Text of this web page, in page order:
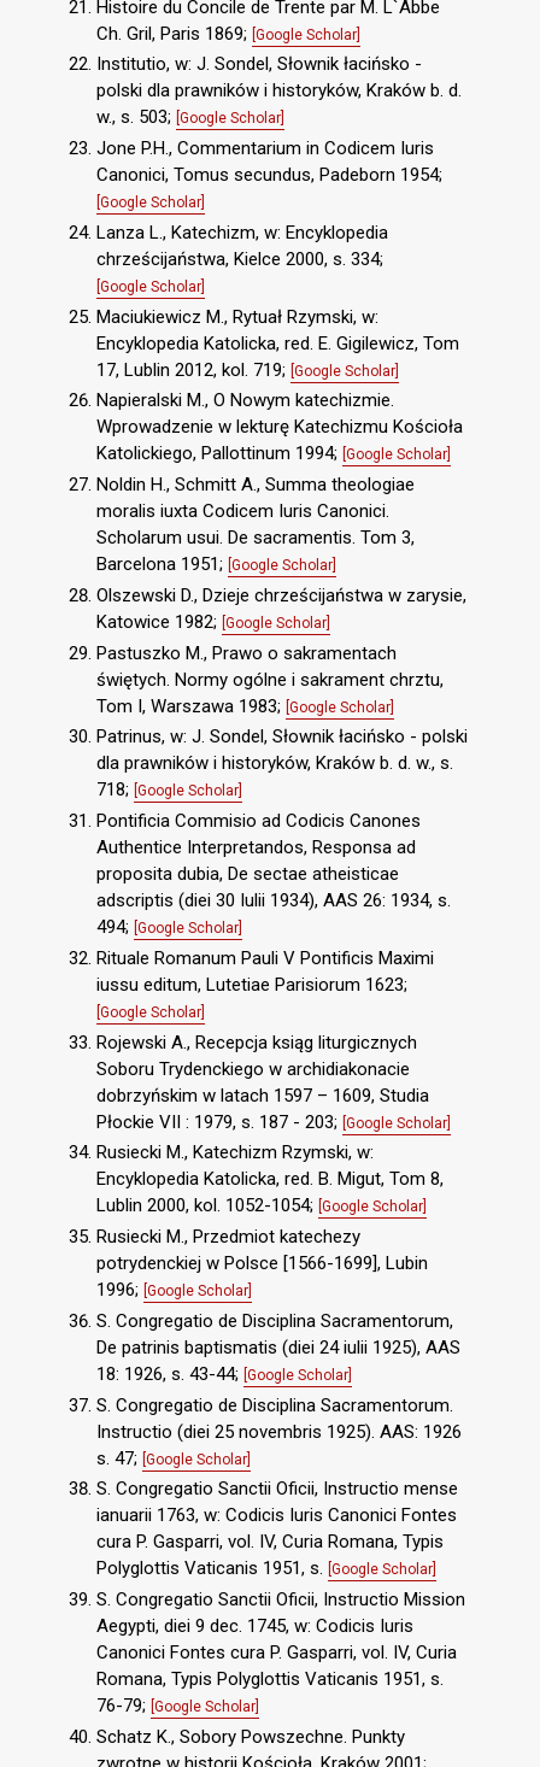
Histoire du Concile de Trente par M. L`Abbe
Ch. Gril, Paris 1869; [Google Scholar]
Institutio, w: J. Sondel, Słownik łacińsko -
polski dla prawników i historyków, Kraków b. d.
w., s. 503; [Google Scholar]
Jone P.H., Commentarium in Codicem Iuris
Canonici, Tomus secundus, Padeborn 1954;
[Google Scholar]
Lanza L., Katechizm, w: Encyklopedia
chrześcijaństwa, Kielce 2000, s. 334;
[Google Scholar]
Maciukiewicz M., Rytuał Rzymski, w:
Encyklopedia Katolicka, red. E. Gigilewicz, Tom
17, Lublin 2012, kol. 719; [Google Scholar]
Napieralski M., O Nowym katechizmie.
Wprowadzenie w lekturę Katechizmu Kościoła
Katolickiego, Pallottinum 1994; [Google Scholar]
Noldin H., Schmitt A., Summa theologiae
moralis iuxta Codicem Iuris Canonici.
Scholarum usui. De sacramentis. Tom 3,
Barcelona 1951; [Google Scholar]
Olszewski D., Dzieje chrześcijaństwa w zarysie,
Katowice 1982; [Google Scholar]
Pastuszko M., Prawo o sakramentach
świętych. Normy ogólne i sakrament chrztu,
Tom I, Warszawa 1983; [Google Scholar]
Patrinus, w: J. Sondel, Słownik łacińsko - polski
dla prawników i historyków, Kraków b. d. w., s.
718; [Google Scholar]
Pontificia Commisio ad Codicis Canones
Authentice Interpretandos, Responsa ad
proposita dubia, De sectae atheisticae
adscriptis (diei 30 Iulii 1934), AAS 26: 1934, s.
494; [Google Scholar]
Rituale Romanum Pauli V Pontificis Maximi
iussu editum, Lutetiae Parisiorum 1623;
[Google Scholar]
Rojewski A., Recepcja ksiąg liturgicznych
Soboru Trydenckiego w archidiakonacie
dobrzyńskim w latach 1597 – 1609, Studia
Płockie VII : 1979, s. 187 - 203; [Google Scholar]
Rusiecki M., Katechizm Rzymski, w:
Encyklopedia Katolicka, red. B. Migut, Tom 8,
Lublin 2000, kol. 1052-1054; [Google Scholar]
Rusiecki M., Przedmiot katechezy
potrydenckiej w Polsce [1566-1699], Lubin
1996; [Google Scholar]
S. Congregatio de Disciplina Sacramentorum,
De patrinis baptismatis (diei 24 iulii 1925), AAS
18: 1926, s. 43-44; [Google Scholar]
S. Congregatio de Disciplina Sacramentorum.
Instructio (diei 25 novembris 1925). AAS: 1926
s. 47; [Google Scholar]
S. Congregatio Sanctii Oficii, Instructio mense
ianuarii 1763, w: Codicis Iuris Canonici Fontes
cura P. Gasparri, vol. IV, Curia Romana, Typis
Polyglottis Vaticanis 1951, s. [Google Scholar]
S. Congregatio Sanctii Oficii, Instructio Mission
Aegypti, diei 9 dec. 1745, w: Codicis Iuris
Canonici Fontes cura P. Gasparri, vol. IV, Curia
Romana, Typis Polyglottis Vaticanis 1951, s.
76-79; [Google Scholar]
Schatz K., Sobory Powszechne. Punkty